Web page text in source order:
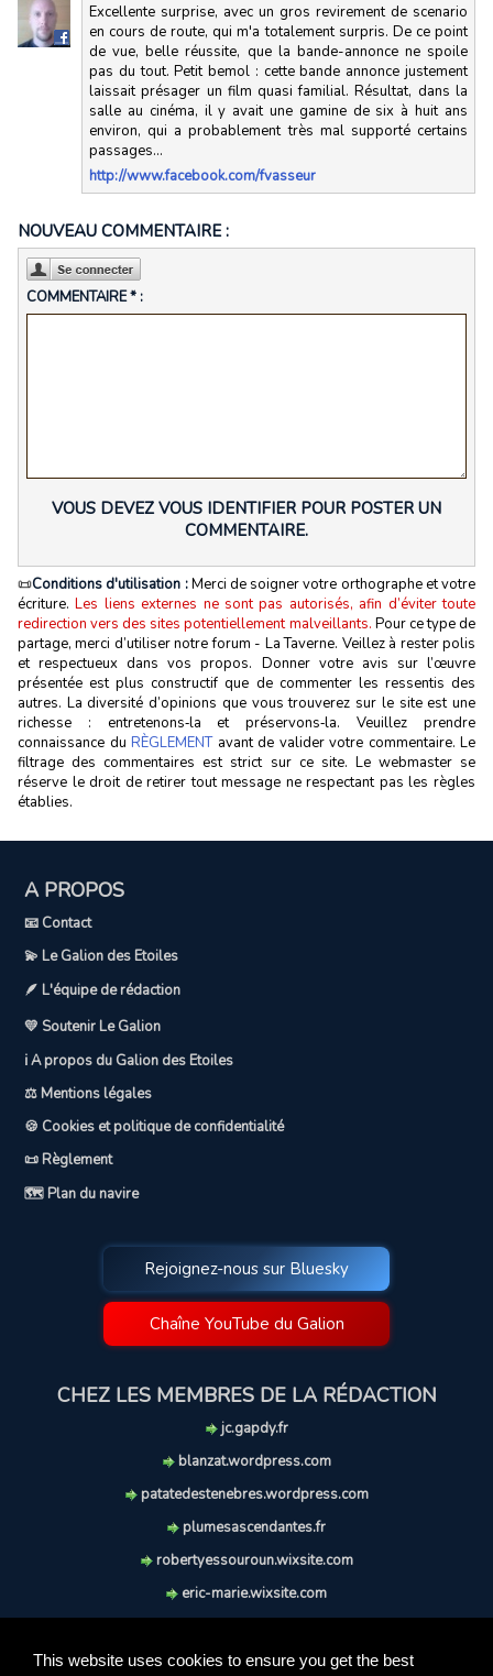
This website uses cookies to ensure you get the best
Excellente surprise, avec un gros revirement de scenario
en cours de route, qui m'a totalement surpris. De ce point
de vue, belle réussite, que la bande-annonce ne spoile
pas du tout. Petit bemol : cette bande annonce justement
laissait présager un film quasi familial. Résultat, dans la
salle au cinéma, il y avait une gamine de six à huit ans
environ, qui a probablement très mal supporté certains
passages...
http://www.facebook.com/fvasseur
NOUVEAU COMMENTAIRE :
COMMENTAIRE * :
VOUS DEVEZ VOUS IDENTIFIER POUR POSTER UN
COMMENTAIRE.
📜Conditions d'utilisation :Merci de soigner votre orthographe et votre
écriture.Les liens externes ne sont pas autorisés, afin d’éviter toute
redirection vers des sites potentiellement malveillants. Pour ce type de
partage, merci d’utiliser notre forum - La Taverne. Veillez à rester polis
et respectueux dans vos propos. Donner votre avis sur l’œuvre
présentée est plus constructif que de commenter les ressentis des
autres. La diversité d’opinions que vous trouverez sur le site est une
richesse : entretenons‑la et préservons‑la. Veuillez prendre
connaissance du RÈGLEMENTavant de valider votre commentaire. Le
filtrage des commentaires est strict sur ce site. Le webmaster se
réserve le droit de retirer tout message ne respectant pas les règles
établies.
A PROPOS
📧 Contact
💫 Le Galion des Etoiles
🪶 L'équipe de rédaction
💛 Soutenir Le Galion
ℹ️ A propos du Galion des Etoiles
⚖️ Mentions légales
🍪 Cookies et politique de confidentialité
📜 Règlement
🗺️ Plan du navire
Rejoignez-nous sur Bluesky
Chaîne YouTube du Galion
CHEZ LES MEMBRES DE LA RÉDACTION
jc.gapdy.fr
blanzat.wordpress.com
patatedestenebres.wordpress.com
plumesascendantes.fr
robertyessouroun.wixsite.com
eric-marie.wixsite.com
soufflereve.blogspot.com